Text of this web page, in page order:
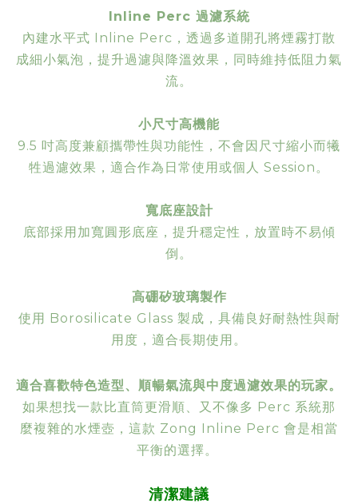
Inline Perc 過濾系統
內建水平式 Inline Perc，透過多道開孔將煙霧打散
成細小氣泡，提升過濾與降溫效果，同時維持低阻力氣
流。
小尺寸高機能
9.5 吋高度兼顧攜帶性與功能性，不會因尺寸縮小而犧
牲過濾效果，適合作為日常使用或個人 Session。
寬底座設計
底部採用加寬圓形底座，提升穩定性，放置時不易傾
倒。
高硼矽玻璃製作
使用 Borosilicate Glass 製成，具備良好耐熱性與耐
用度，適合長期使用。
適合喜歡特色造型、順暢氣流與中度過濾效果的玩家。
如果想找一款比直筒更滑順、又不像多 Perc 系統那
麼複雜的水煙壺，這款 Zong Inline Perc 會是相當
平衡的選擇。
清潔建議